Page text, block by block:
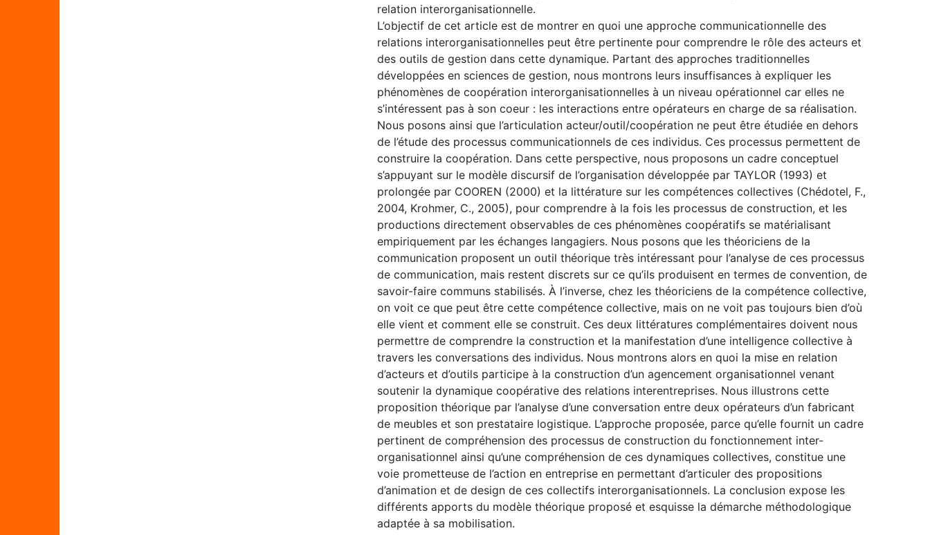
relation interorganisationnelle.
L’objectif de cet article est de montrer en quoi une approche communicationnelle des
relations interorganisationnelles peut être pertinente pour comprendre le rôle des acteurs et
des outils de gestion dans cette dynamique. Partant des approches traditionnelles
développées en sciences de gestion, nous montrons leurs insuffisances à expliquer les
phénomènes de coopération interorganisationnelles à un niveau opérationnel car elles ne
s’intéressent pas à son coeur : les interactions entre opérateurs en charge de sa réalisation.
Nous posons ainsi que l’articulation acteur/outil/coopération ne peut être étudiée en dehors
de l’étude des processus communicationnels de ces individus. Ces processus permettent de
construire la coopération. Dans cette perspective, nous proposons un cadre conceptuel
s’appuyant sur le modèle discursif de l’organisation développée par TAYLOR (1993) et
prolongée par COOREN (2000) et la littérature sur les compétences collectives (Chédotel, F.,
2004, Krohmer, C., 2005), pour comprendre à la fois les processus de construction, et les
productions directement observables de ces phénomènes coopératifs se matérialisant
empiriquement par les échanges langagiers. Nous posons que les théoriciens de la
communication proposent un outil théorique très intéressant pour l’analyse de ces processus
de communication, mais restent discrets sur ce qu’ils produisent en termes de convention, de
savoir-faire communs stabilisés. À l’inverse, chez les théoriciens de la compétence collective,
on voit ce que peut être cette compétence collective, mais on ne voit pas toujours bien d’où
elle vient et comment elle se construit. Ces deux littératures complémentaires doivent nous
permettre de comprendre la construction et la manifestation d’une intelligence collective à
travers les conversations des individus. Nous montrons alors en quoi la mise en relation
d’acteurs et d’outils participe à la construction d’un agencement organisationnel venant
soutenir la dynamique coopérative des relations interentreprises. Nous illustrons cette
proposition théorique par l’analyse d’une conversation entre deux opérateurs d’un fabricant
de meubles et son prestataire logistique. L’approche proposée, parce qu’elle fournit un cadre
pertinent de compréhension des processus de construction du fonctionnement inter-
organisationnel ainsi qu’une compréhension de ces dynamiques collectives, constitue une
voie prometteuse de l’action en entreprise en permettant d’articuler des propositions
d’animation et de design de ces collectifs interorganisationnels. La conclusion expose les
différents apports du modèle théorique proposé et esquisse la démarche méthodologique
adaptée à sa mobilisation.